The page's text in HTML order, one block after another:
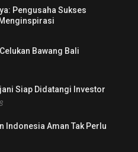
Pengusaha Sukses
Bawang Bali
Siap Didatangi Investor
Indonesia Aman Tak Perlu